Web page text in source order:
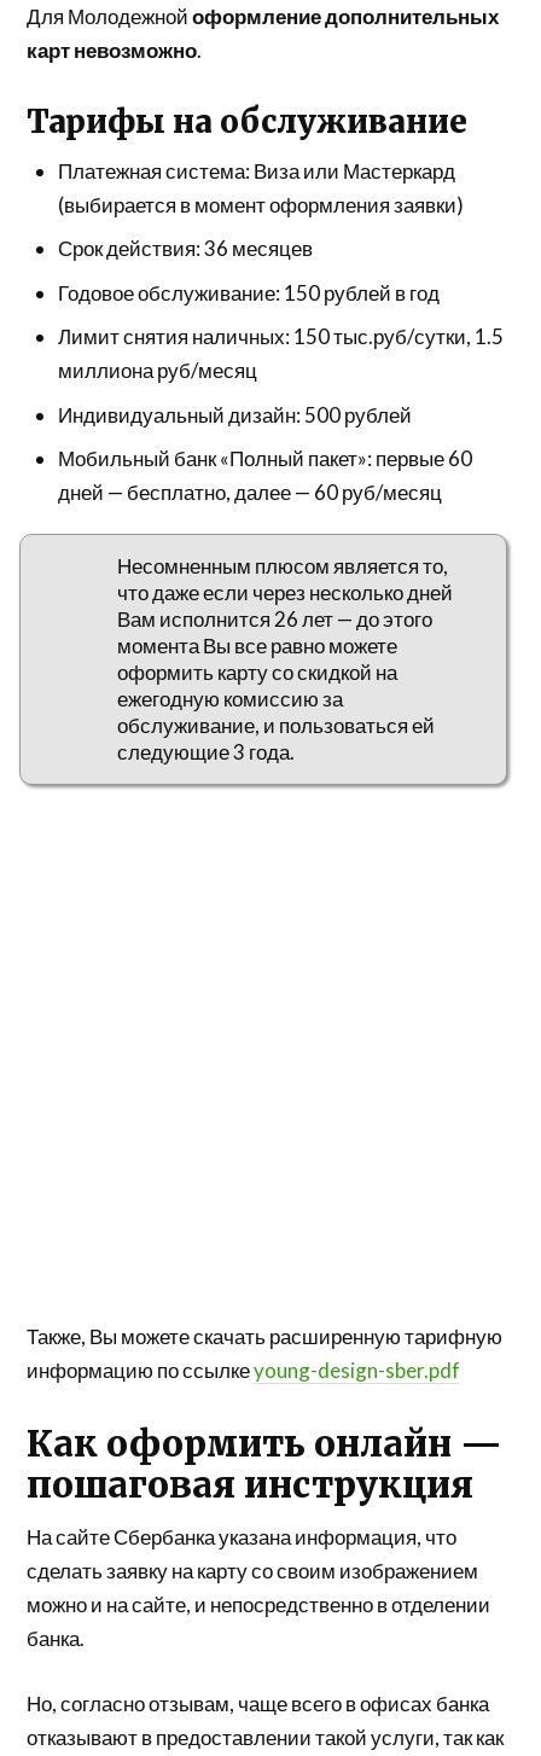
Для Молодежнойоформление дополнительных
карт невозможно.
Тарифы на обслуживание
Платежная система: Виза или Мастеркард
(выбирается в момент оформления заявки)
Срок действия: 36 месяцев
Годовое обслуживание: 150 рублей в год
Лимит снятия наличных: 150 тыс.руб/сутки, 1.5
миллиона руб/месяц
Индивидуальный дизайн: 500 рублей
Мобильный банк «Полный пакет»: первые 60
дней — бесплатно, далее — 60 руб/месяц
Несомненным плюсом является то,
что даже если через несколько дней
Вам исполнится 26 лет — до этого
момента Вы все равно можете
оформить карту со скидкой на
ежегодную комиссию за
обслуживание, и пользоваться ей
следующие 3 года.
Также, Вы можете скачать расширенную тарифную
информацию по ссылкеyoung-design-sber.pdf
Как оформить онлайн —
пошаговая инструкция
На сайте Сбербанка указана информация, что
сделать заявку на карту со своим изображением
можно и на сайте, и непосредственно в отделении
банка.
Но, согласно отзывам, чаще всего в офисах банка
отказывают в предоставлении такой услуги, так как